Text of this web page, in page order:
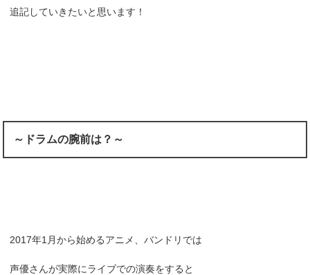
追記していきたいと思います！
～ドラムの腕前は？～
2017年1月から始めるアニメ、バンドリでは
声優さんが実際にライブでの演奏をすると